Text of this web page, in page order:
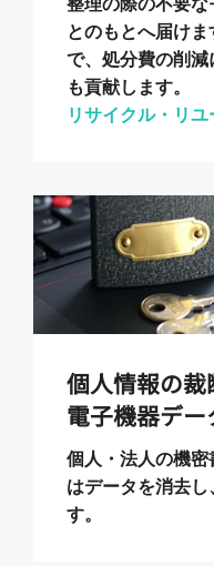
整理の際の不要
とのもとへ届け
で、処分費の削
も貢献します。
リサイクル・リ
個人情報の裁
電子機器デ
個人・法人の機
はデータを消去し
す。